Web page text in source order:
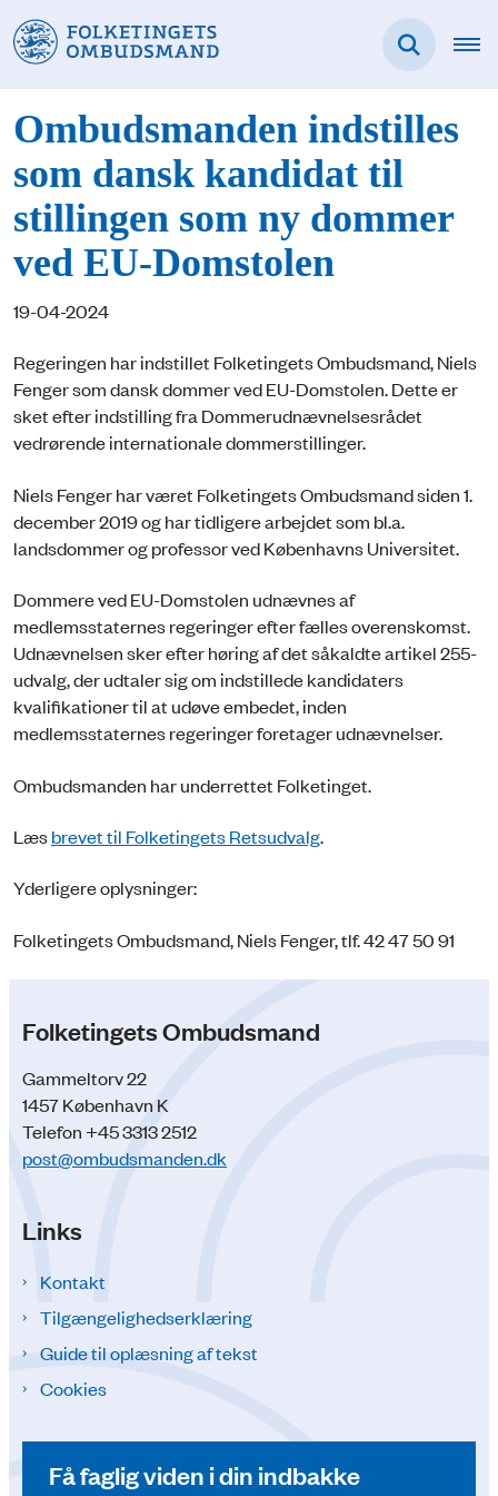
Ombudsmanden indstilles
som dansk kandidat til
stillingen som ny dommer
ved EU-Domstolen
19-04-2024
Regeringen har indstillet Folketingets Ombudsmand, Niels
Fenger som dansk dommer ved EU-Domstolen. Dette er
sket efter indstilling fra Dommerudnævnelsesrådet
vedrørende internationale dommerstillinger.
Niels Fenger har været Folketingets Ombudsmand siden 1.
december 2019 og har tidligere arbejdet som bl.a.
landsdommer og professor ved Københavns Universitet.
Dommere ved EU-Domstolen udnævnes af
medlemsstaternes regeringer efter fælles overenskomst.
Udnævnelsen sker efter høring af det såkaldte artikel 255-
udvalg, der udtaler sig om indstillede kandidaters
kvalifikationer til at udøve embedet, inden
medlemsstaternes regeringer foretager udnævnelser.
Ombudsmanden har underrettet Folketinget.
Læsbrevet til Folketingets Retsudvalg.
Yderligere oplysninger:
Folketingets Ombudsmand, Niels Fenger, tlf. 42 47 50 91
Folketingets Ombudsmand
Gammeltorv 22
1457 København K
Telefon +45 3313 2512
post@ombudsmanden.dk
Links
Kontakt
Tilgængelighedserklæring
Guide til oplæsning af tekst
Cookies
Få faglig viden i din indbakke